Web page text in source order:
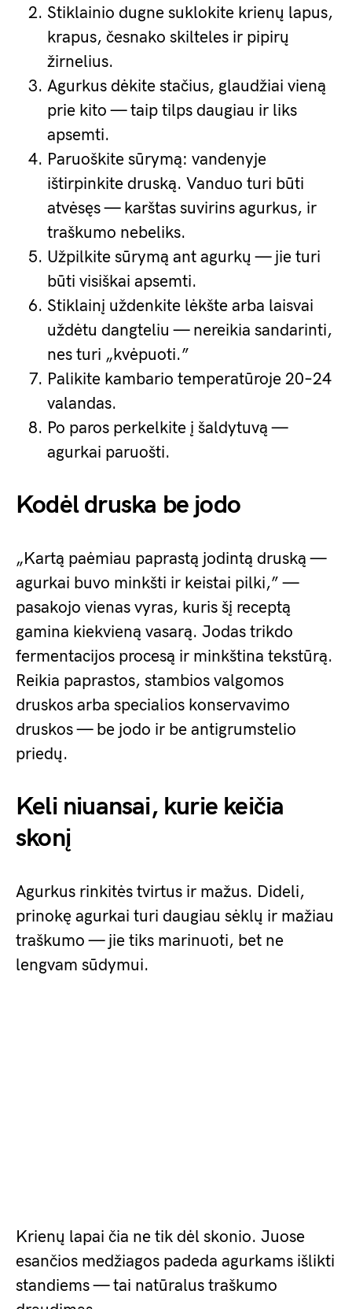
Stiklainio dugne suklokite krienų lapus,
krapus, česnako skilteles ir pipirų
žirnelius.
Agurkus dėkite stačius, glaudžiai vieną
prie kito — taip tilps daugiau ir liks
apsemti.
Paruoškite sūrymą: vandenyje
ištirpinkite druską. Vanduo turi būti
atvėsęs — karštas suvirins agurkus, ir
traškumo nebeliks.
Užpilkite sūrymą ant agurkų — jie turi
būti visiškai apsemti.
Stiklainį uždenkite lėkšte arba laisvai
uždėtu dangteliu — nereikia sandarinti,
nes turi „kvėpuoti.”
Palikite kambario temperatūroje 20–24
valandas.
Po paros perkelkite į šaldytuvą —
agurkai paruošti.
Kodėl druska be jodo
„Kartą paėmiau paprastą jodintą druską —
agurkai buvo minkšti ir keistai pilki,” —
pasakojo vienas vyras, kuris šį receptą
gamina kiekvieną vasarą. Jodas trikdo
fermentacijos procesą ir minkština tekstūrą.
Reikia paprastos, stambios valgomos
druskos arba specialios konservavimo
druskos — be jodo ir be antigrumstelio
priedų.
Keli niuansai, kurie keičia
skonį
Agurkus rinkitės tvirtus ir mažus. Dideli,
prinokę agurkai turi daugiau sėklų ir mažiau
traškumo — jie tiks marinuoti, bet ne
lengvam sūdymui.
Krienų lapai čia ne tik dėl skonio. Juose
esančios medžiagos padeda agurkams išlikti
standiems — tai natūralus traškumo